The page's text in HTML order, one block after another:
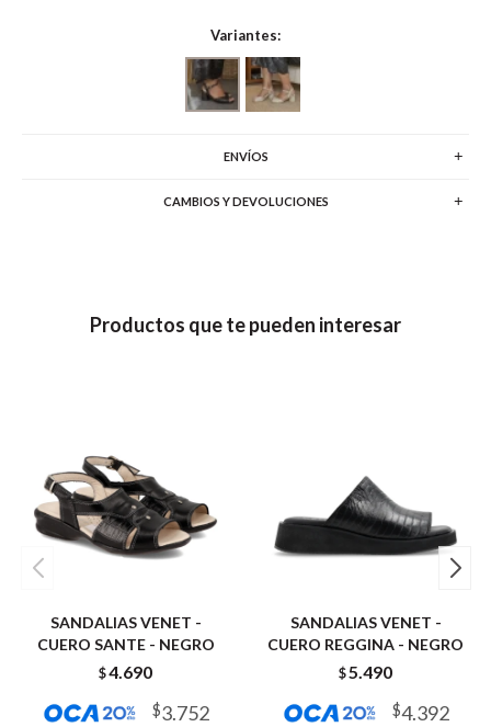
Variantes:
ENVÍOS
CAMBIOS Y DEVOLUCIONES
Productos que te pueden interesar
SANDALIAS VENET -
CUERO SANTE - NEGRO
$4.690
$3.752
SANDALIAS VENET -
CUERO REGGINA - NEGRO
$5.490
$4.392